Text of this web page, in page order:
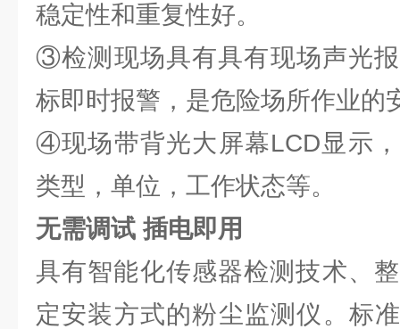
稳定性和重复性好。
③检测现场具有具有现场声光
标即时报警，是危险场所作业的
④现场带背光大屏幕LCD显示
类型，单位，工作状态等。
无需调试 插电即用
具有智能化传感器检测技术、
定安装方式的粉尘监测仪。标